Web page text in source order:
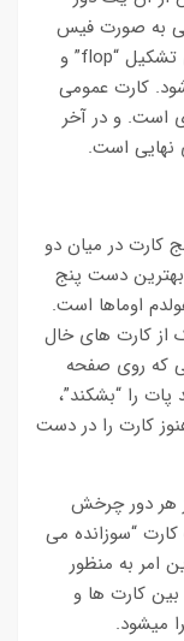
به صورت فیس
تو فیس (بدون ترتیب و الگوی خاصی) برای تشکیل “flop” و
کارت عمومی
است. و در آخر
نهایی است.
کارت در میان دو
دست پنج
اوماها است.
از کارت های خال
که روی صفحه
را “بشکند”،
کارت را در دست
هر دور چرخش
“سوزانده می
امر به منظور
کارت ها و
میشود.